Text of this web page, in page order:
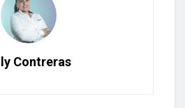
Contreras